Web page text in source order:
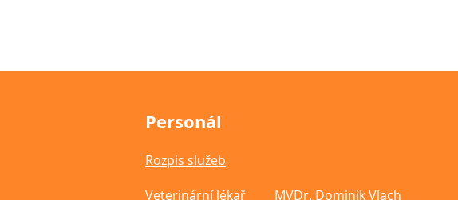
Personál
Rozpis služeb
Veterinární lékař MVDr. Dominik Vlach